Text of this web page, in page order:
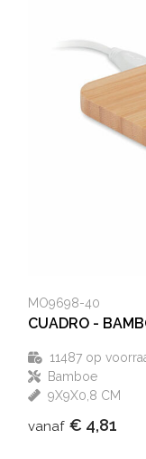
MO9698-40
CUADRO -
11487op
Bamboe
9X9X0,8 CM
vanaf € 4,81